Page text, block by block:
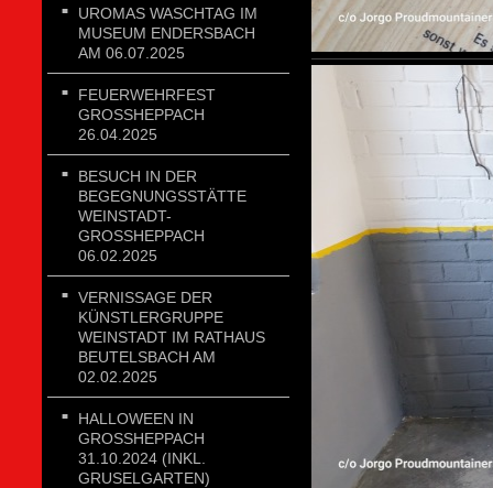
UROMAS WASCHTAG IM
MUSEUM ENDERSBACH
AM 06.07.2025
FEUERWEHRFEST
GROSSHEPPACH 2
6.04.2025
BESUCH IN DER
BEGEGNUNGSSTÄTTE
WEINSTADT-
GROSSHEPPACH 0
6.02.2025
VERNISSAGE DER
KÜNSTLERGRUPPE
WEINSTADT IM RATHAUS
BEUTELSBACH AM
02.02.2025
HALLOWEEN IN
GROSSHEPPACH 3
1.10.2024 (INKL. G
RUSELGARTEN)